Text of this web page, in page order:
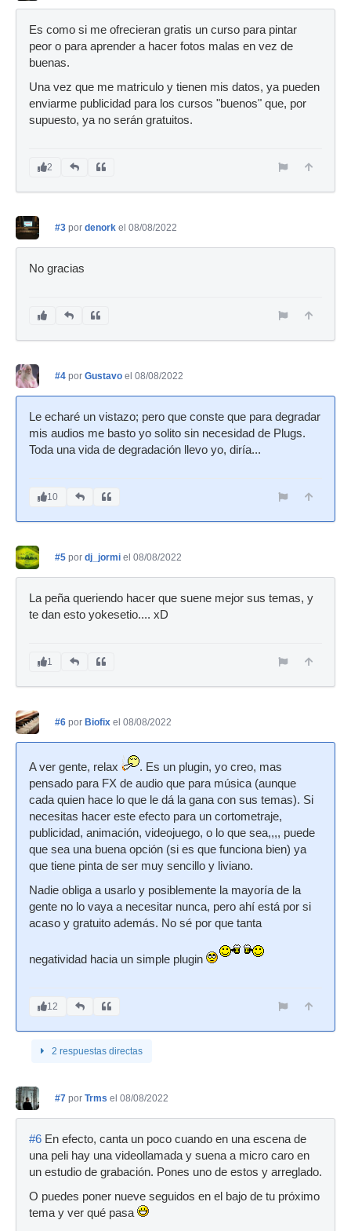
Es como si me ofrecieran gratis un curso para pintar
peor o para aprender a hacer fotos malas en vez de
buenas.
Una vez que me matriculo y tienen mis datos, ya pueden
enviarme publicidad para los cursos "buenos" que, por
supuesto, ya no serán gratuitos.
2
#3 por denork el 08/08/2022
No gracias
#4 por Gustavo el 08/08/2022
Le echaré un vistazo; pero que conste que para degradar
mis audios me basto yo solito sin necesidad de Plugs.
Toda una vida de degradación llevo yo, diría...
10
#5 por dj_jormi el 08/08/2022
La peña queriendo hacer que suene mejor sus temas, y
te dan esto yokesetio.... xD
1
#6 por Biofix el 08/08/2022
A ver gente, relax
. Es un plugin, yo creo, mas
pensado para FX de audio que para música (aunque
cada quien hace lo que le dá la gana con sus temas). Si
necesitas hacer este efecto para un cortometraje,
publicidad, animación, videojuego, o lo que sea,,,, puede
que sea una buena opción (si es que funciona bien) ya
que tiene pinta de ser muy sencillo y liviano.
Nadie obliga a usarlo y posiblemente la mayoría de la
gente no lo vaya a necesitar nunca, pero ahí está por si
acaso y gratuito además. No sé por que tanta
negatividad hacia un simple plugin
12
2 respuestas directas
#7 por Trms el 08/08/2022
#6 En efecto, canta un poco cuando en una escena de
una peli hay una videollamada y suena a micro caro en
un estudio de grabación. Pones uno de estos y arreglado.
O puedes poner nueve seguidos en el bajo de tu próximo
tema y ver qué pasa